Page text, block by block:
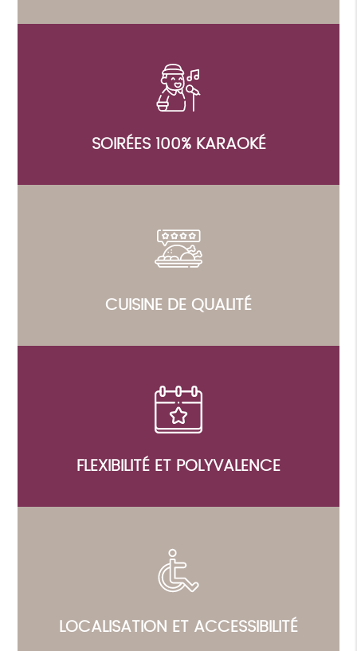
SOIRÉES 100% KARAOKÉ
CUISINE DE QUALITÉ
FLEXIBILITÉ ET POLYVALENCE
LOCALISATION ET ACCESSIBILITÉ